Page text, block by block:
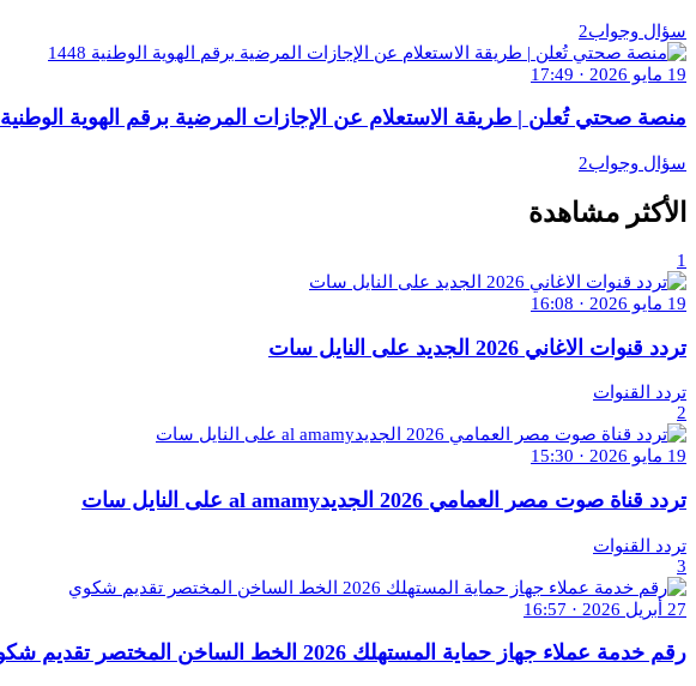
سؤال وجواب2
19 مايو 2026 · 17:49
منصة صحتي تُعلن | طريقة الاستعلام عن الإجازات المرضية برقم الهوية الوطنية 1448
سؤال وجواب2
الأكثر مشاهدة
1
19 مايو 2026 · 16:08
تردد قنوات الاغاني 2026 الجديد على النايل سات
تردد القنوات
2
19 مايو 2026 · 15:30
تردد قناة صوت مصر العمامي 2026 الجديدal amamy على النايل سات
تردد القنوات
3
27 أبريل 2026 · 16:57
رقم خدمة عملاء جهاز حماية المستهلك 2026 الخط الساخن المختصر تقديم شكوي